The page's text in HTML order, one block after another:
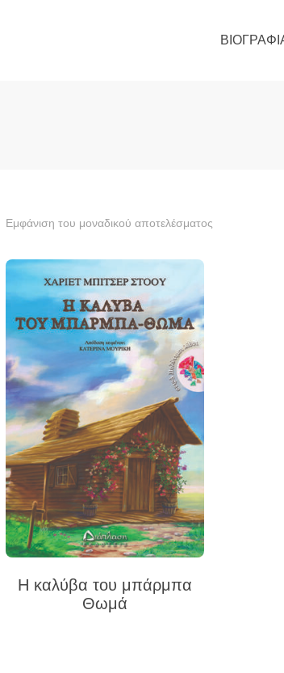
Εμφάνιση του μοναδικού αποτελέσματος
Η καλύβα του μπάρμπα
Θωμά